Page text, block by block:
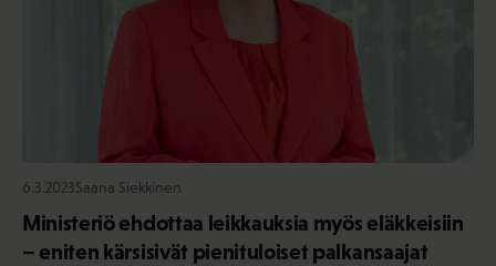
6.3.2023Saana Siekkinen
Ministeriö ehdottaa leikkauksia myös eläkkeisiin
– eniten kärsisivät pienituloiset palkansaajat